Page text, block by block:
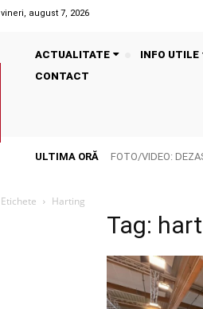
vineri, august 7, 2026
ACTUALITATE INFO UTILE
CONTACT
ULTIMA ORĂ FOTO/VIDEO:
Etichete Harting
Tag: